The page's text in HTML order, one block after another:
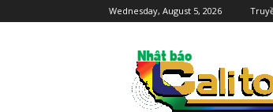
Wednesday, August 5, 2026